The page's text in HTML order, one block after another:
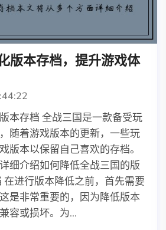
版本存档，提升游戏体
本存档 全战三国是一款备受玩
随着游戏版本的更新，一些玩
版本以保留自己喜欢的存档。
细介绍如何降低全战三国的版
在进行版本降低之前，首先需要
是非常重要的，因为降低版本
容或损坏。为...